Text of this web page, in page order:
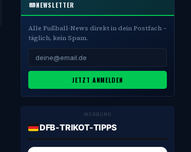
NEWSLETTER
Alle Fußball-News direkt in dein Postfach –
täglich, kein Spam.
JETZT ANMELDEN
WERBUNG
DFB-TRIKOT-TIPPS